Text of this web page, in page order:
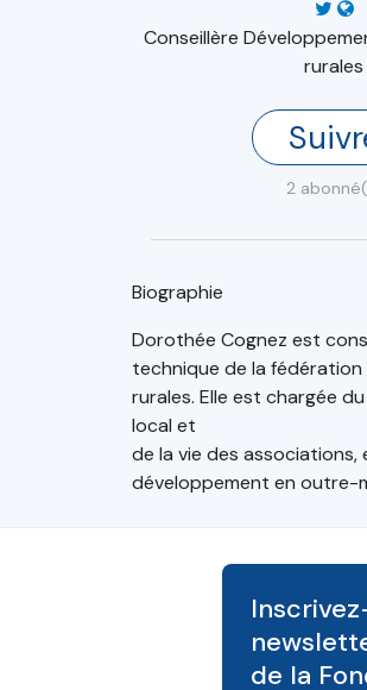
Conseillère
rurales
2
Biographie
Dorothée Cognez est
technique de la fédération
rurales. Elle est chargée
local et
de la vie des associations,
développement en outre-
de la